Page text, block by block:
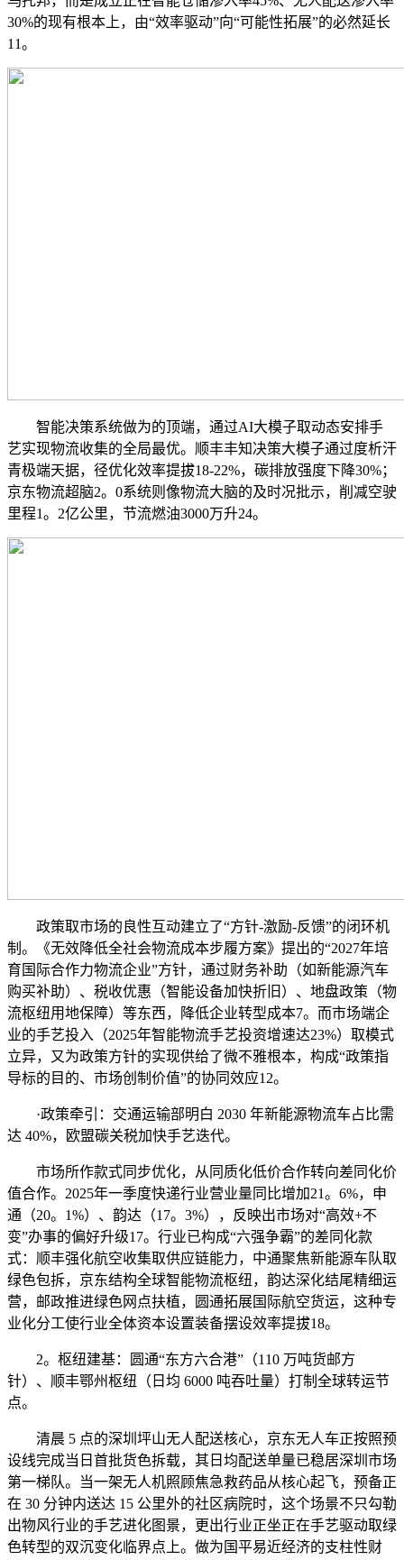
30%的现有根本上，由“效率驱动”向“可能性拓展”的必然延长
11。
智能决策系统做为的顶端，通过AI大模子取动态安排手
艺实现物流收集的全局最优。顺丰丰知决策大模子通过度析汗
青极端天据，径优化效率提拔18-22%，碳排放强度下降30%；
京东物流超脑2。0系统则像物流大脑的及时况批示，削减空驶
里程1。2亿公里，节流燃油3000万升24。
政策取市场的良性互动建立了“方针-激励-反馈”的闭环机
制。《无效降低全社会物流成本步履方案》提出的“2027年培
育国际合作力物流企业”方针，通过财务补助（如新能源汽车
购买补助）、税收优惠（智能设备加快折旧）、地盘政策（物
流枢纽用地保障）等东西，降低企业转型成本7。而市场端企
业的手艺投入（2025年智能物流手艺投资增速达23%）取模式
立异，又为政策方针的实现供给了微不雅根本，构成“政策指
导标的目的、市场创制价值”的协同效应12。
·政策牵引：交通运输部明白 2030 年新能源物流车占比需
达 40%，欧盟碳关税加快手艺迭代。
市场所作款式同步优化，从同质化低价合作转向差同化价
值合作。2025年一季度快递行业营业量同比增加21。6%，申
通（20。1%）、韵达（17。3%），反映出市场对“高效+不
变”办事的偏好升级17。行业已构成“六强争霸”的差同化款
式：顺丰强化航空收集取供应链能力，中通聚焦新能源车队取
绿色包拆，京东结构全球智能物流枢纽，韵达深化结尾精细运
营，邮政推进绿色网点扶植，圆通拓展国际航空货运，这种专
业化分工使行业全体资本设置装备摆设效率提拔18。
2。枢纽建基：圆通“东方六合港”（110 万吨货邮方
针）、顺丰鄂州枢纽（日均 6000 吨吞吐量）打制全球转运节
点。
清晨 5 点的深圳坪山无人配送核心，京东无人车正按照预
设线完成当日首批货色拆载，其日均配送单量已稳居深圳市场
第一梯队。当一架无人机照顾焦急救药品从核心起飞，预备正
在 30 分钟内送达 15 公里外的社区病院时，这个场景不只勾勒
出物风行业的手艺进化图景，更出行业正坐正在手艺驱动取绿
色转型的双沉变化临界点上。做为国平易近经济的支柱性财